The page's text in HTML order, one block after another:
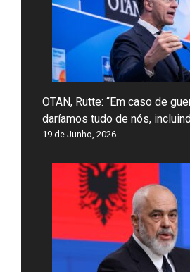
OTAN, Rutte: “Em caso de
daríamos tudo de nós,
19 de Junho, 2026